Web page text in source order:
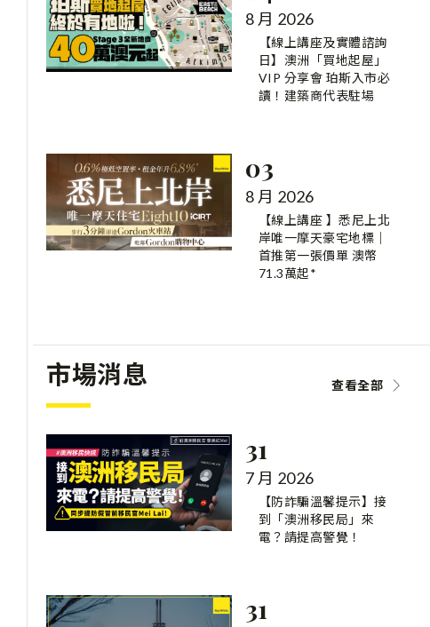
8 月 2026
【線上講座及實體諮詢
日】澳洲「買地起屋」
VIP 分享會 珀斯入市必
讀！建築商代表駐場
03
8 月 2026
【線上講座 】悉尼上北
岸唯一摩天豪宅地標｜
首推第一張價單 澳幣
71.3萬起*
市場消息 查看全部
31
7 月 2026
【防詐騙溫馨提示】接
到「澳洲移民局」來
電？請提高警覺！
31